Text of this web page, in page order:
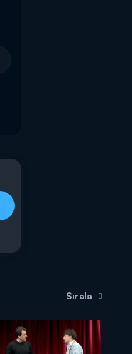
Sırala